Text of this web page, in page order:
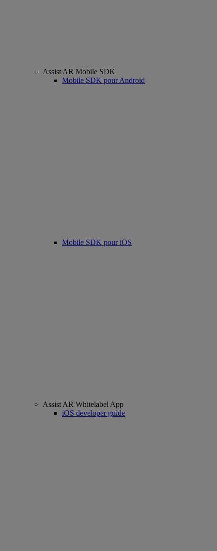
Assist AR Mobile SDK
Mobile SDK pour Android
Mobile SDK pour iOS
Assist AR Whitelabel App
iOS developer guide